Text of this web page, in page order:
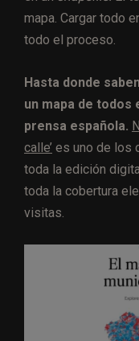
mapa. Cargar todo
todo el proceso.
Hasta donde
un mapa de
prensa española.
calle’ es uno de los
toda la edición
toda la cobertura
visitas.